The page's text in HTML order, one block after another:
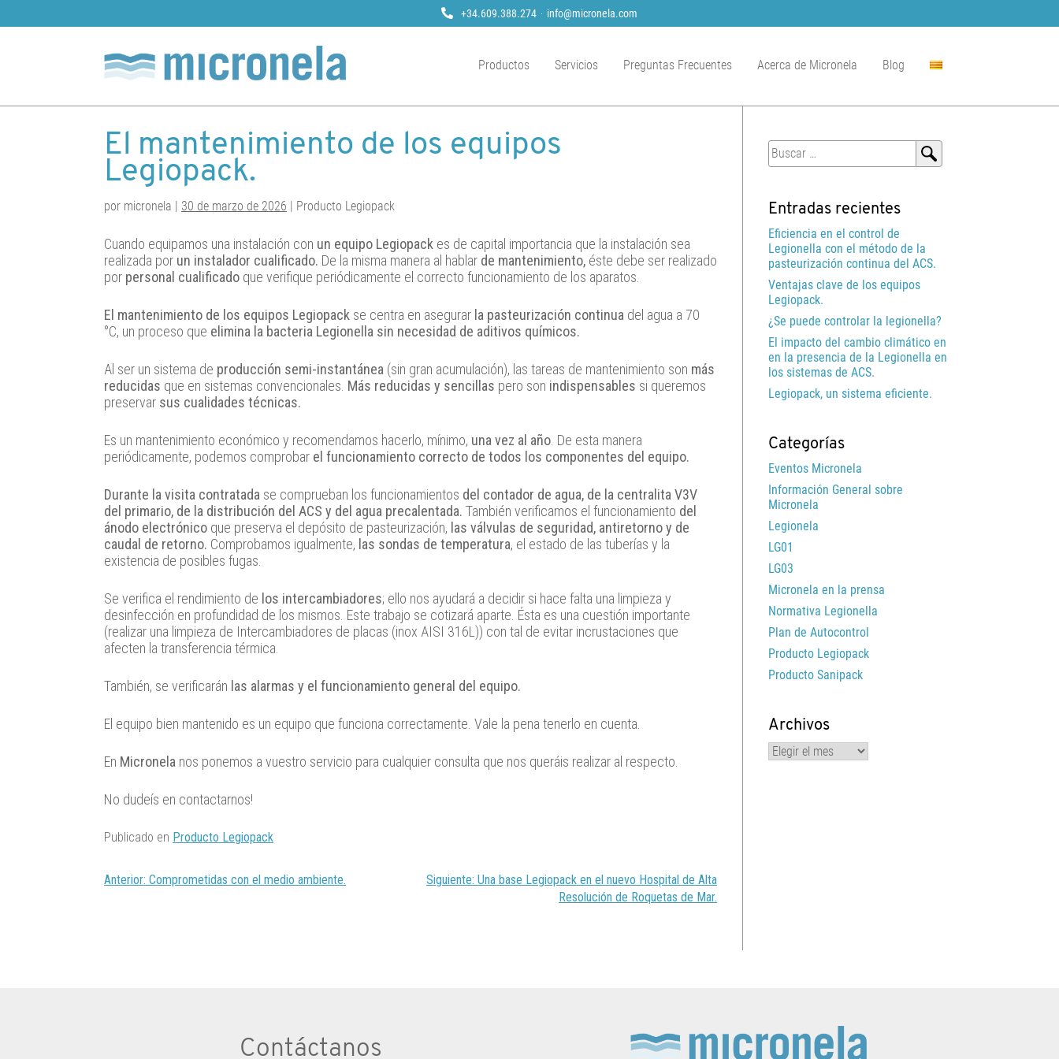
to
+34.609.388.274 info@micronela.com
Productos Servicios Preguntas Frecuentes Acerca de Micronela Blog
El mantenimiento de los equipos
Legiopack.
por micronela | 30 de marzo de 2026 | Producto Legiopack
Cuando equipamos una instalación con un equipo Legiopack es de capital importancia que la instalación sea
realizada por un instalador cualificado. De la misma manera al hablar de mantenimiento, éste debe ser realizado
por personal cualificado que verifique periódicamente el correcto funcionamiento de los aparatos.
El mantenimiento de los equipos Legiopack se centra en asegurar la pasteurización continua del agua a 70
°C, un proceso que elimina la bacteria Legionella sin necesidad de aditivos químicos.
Al ser un sistema de producción semi-instantánea (sin gran acumulación), las tareas de mantenimiento son más
reducidas que en sistemas convencionales. Más reducidas y sencillas pero son indispensables si queremos
preservar sus cualidades técnicas.
Es un mantenimiento económico y recomendamos hacerlo, mínimo, una vez al año . De esta manera
periódicamente, podemos comprobar el funcionamiento correcto de todos los componentes del equipo.
Durante la visita contratada se comprueban los funcionamientos del contador de agua, de la centralita V3V
del primario, de la distribución del ACS y del agua precalentada. También verificamos el funcionamiento del
ánodo electrónico que preserva el depósito de pasteurización, las válvulas de seguridad, antiretorno y de
caudal de retorno. Comprobamos igualmente, las sondas de temperatura, el estado de las tuberías y la
existencia de posibles fugas.
Se verifica el rendimiento de los intercambiadores; ello nos ayudará a decidir si hace falta una limpieza y
desinfección en profundidad de los mismos. Este trabajo se cotizará aparte. Ésta es una cuestión importante
(realizar una limpieza de Intercambiadores de placas (inox AISI 316L)) con tal de evitar incrustaciones que
afecten la transferencia térmica.
También, se verificarán las alarmas y el funcionamiento general del equipo.
El equipo bien mantenido es un equipo que funciona correctamente. Vale la pena tenerlo en cuenta.
En Micronela nos ponemos a vuestro servicio para cualquier consulta que nos queráis realizar al respecto.
No dudeís en contactarnos!
Publicado en Producto Legiopack
Navegación
Anterior: Comprometidas con el medio ambiente. Siguiente: Una base Legiopack en el nuevo Hospital de Alta
Resolución de Roquetas de Mar.
Buscar:
Entradas recientes
Eficiencia en el control de
Legionella con el método de la
pasteurización continua del ACS.
Ventajas clave de los equipos
Legiopack.
¿Se puede controlar la legionella?
El impacto del cambio climático en
en la presencia de la Legionella en
los sistemas de ACS.
Legiopack, un sistema eficiente.
Categorías
Eventos Micronela
Información General sobre
Micronela
Legionela
LG01
LG03
Micronela en la prensa
Normativa Legionella
Plan de Autocontrol
Producto Legiopack
Producto Sanipack
Archivos
Archivos
Contáctanos